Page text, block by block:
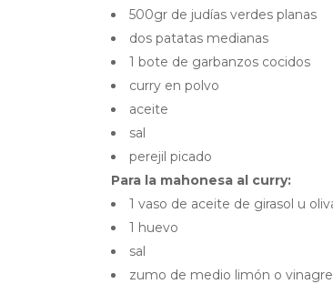
500gr de judías verdes planas
dos patatas medianas
1 bote de garbanzos cocidos
curry en polvo
aceite
sal
perejil picado
Para la mahonesa al curry:
1 vaso de aceite de girasol u
1 huevo
sal
zumo de medio limón o vinagre